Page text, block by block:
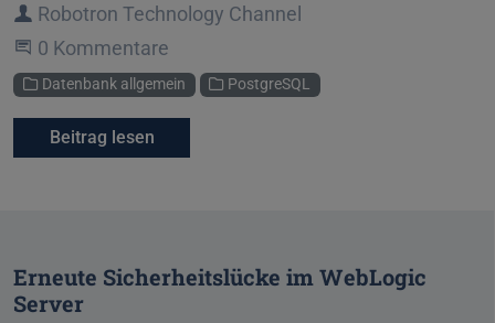
Autor
Robotron Technology Channel
Beginne eine Unterhaltung
0 Kommentare
Kategorien
Datenbank allgemein PostgreSQL
Beitrag lesen
Erneute Sicherheitslücke im WebLogic
Server